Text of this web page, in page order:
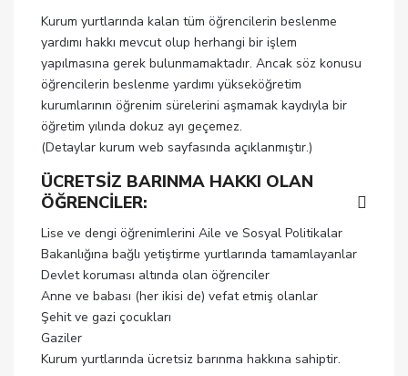
Kurum yurtlarında kalan tüm öğrencilerin beslenme
yardımı hakkı mevcut olup herhangi bir işlem
yapılmasına gerek bulunmamaktadır. Ancak söz konusu
öğrencilerin beslenme yardımı yükseköğretim
kurumlarının öğrenim sürelerini aşmamak kaydıyla bir
öğretim yılında dokuz ayı geçemez.
(Detaylar kurum web sayfasında açıklanmıştır.)
ÜCRETSİZ BARINMA HAKKI OLAN
ÖĞRENCİLER:
Lise ve dengi öğrenimlerini Aile ve Sosyal Politikalar
Bakanlığına bağlı yetiştirme yurtlarında tamamlayanlar
Devlet koruması altında olan öğrenciler
Anne ve babası (her ikisi de) vefat etmiş olanlar
Şehit ve gazi çocukları
Gaziler
Kurum yurtlarında ücretsiz barınma hakkına sahiptir.